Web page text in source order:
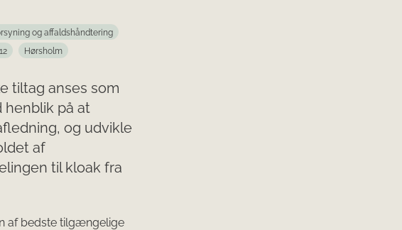
og affaldshåndtering
Hørsholm
tiltag anses som
på at
og udvikle
af
til kloak fra
af bedste tilgængelige